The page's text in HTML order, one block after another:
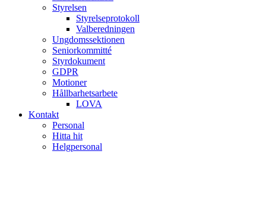
Styrelsen
Styrelseprotokoll
Valberedningen
Ungdomssektionen
Seniorkommitté
Styrdokument
GDPR
Motioner
Hållbarhetsarbete
LOVA
Kontakt
Personal
Hitta hit
Helgpersonal